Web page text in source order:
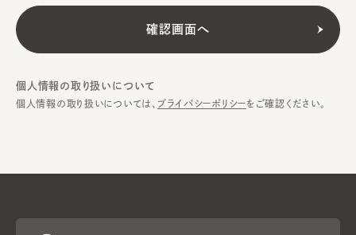
個人情報の取り扱いについて
個人情報の取り扱いについては、 プライバシーポリシーをご確認ください。